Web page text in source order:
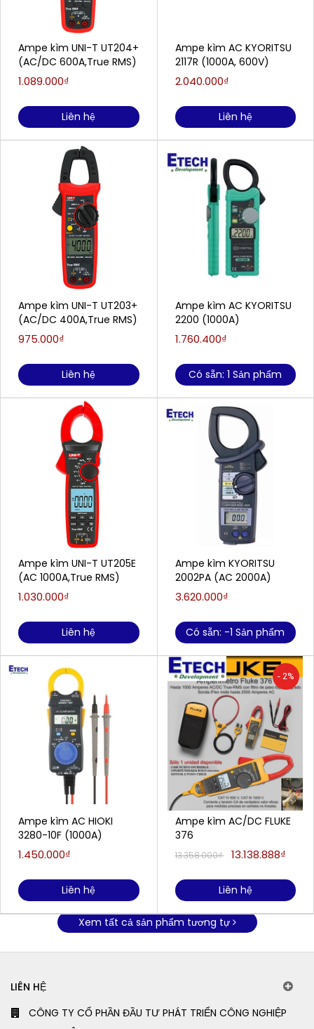
Ampe kìm UNI-T UT204+
(AC/DC 600A,True RMS)
1.089.000₫
Liên hệ
Ampe kìm UNI-T UT203+
(AC/DC 400A,True RMS)
975.000₫
Liên hệ
Ampe kìm UNI-T UT205E
(AC 1000A,True RMS)
1.030.000₫
Liên hệ
Ampe kìm AC HIOKI
3280-10F (1000A)
1.450.000₫
Liên hệ
Ampe kìm AC KYORITSU
2117R (1000A, 600V)
2.040.000₫
Liên hệ
Ampe kìm AC KYORITSU
2200 (1000A)
1.760.400₫
Có sẵn: 1 Sản phẩm
Ampe kìm KYORITSU
2002PA (AC 2000A)
3.620.000₫
Có sẵn: -1 Sản phẩm
- 2%
Ampe kìm AC/DC FLUKE
376
13.358.000₫ 13.138.888₫
Liên hệ
Xem tất cả sản phẩm tương tự
LIÊN HỆ
CÔNG TY CỔ PHẦN ĐẦU TƯ PHÁT TRIỂN CÔNG NGHIỆP